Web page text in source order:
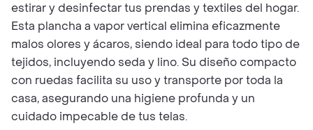
estirar y desinfectar tus prendas y textiles del hogar.
Esta plancha a vapor vertical elimina eficazmente
malos olores y ácaros, siendo ideal para todo tipo de
tejidos, incluyendo seda y lino. Su diseño compacto
con ruedas facilita su uso y transporte por toda la
casa, asegurando una higiene profunda y un
cuidado impecable de tus telas.